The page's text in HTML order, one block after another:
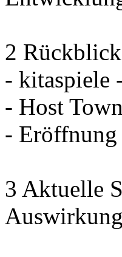
2
- kitaspiele
- Host
- Eröffnung
3 Aktuelle